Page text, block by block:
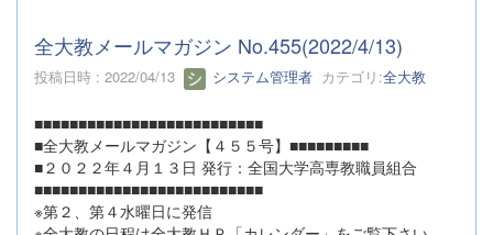
全大教メールマガジン No.455(2022/4/13)
投稿日時 : 2022/04/13 システム管理者 カテゴリ:全大教
■■■■■■■■■■■■■■■■■■■■■■■■■■
■全大教メールマガジン【４５５号】■■■■■■■■■
■２０２２年４月１３日 発行：全国大学高専教職員組合
■■■■■■■■■■■■■■■■■■■■■■■■■■
※第２、第４水曜日に発信